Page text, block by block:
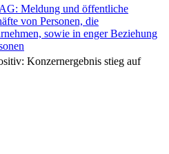
Meldung und öffentliche
von Personen, die
sowie in enger Beziehung
Konzernergebnis stieg auf